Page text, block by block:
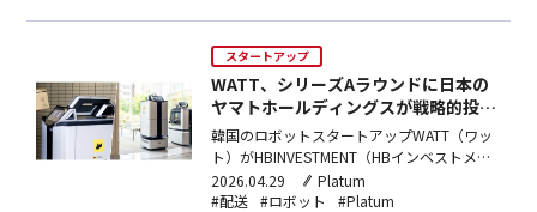
ションを提供している。温度、湿度、衝…
スタートアップ
WATT、シリーズAラウンドに日本の
ヤマトホールディングスが戦略的投
資…日本での実証実績がベースに
韓国のロボットスタートアップWATT（ワッ
ト）がHBINVESTMENT（HBインベストメン
ト）と日本の物流企業ヤマトホールディング
スからシリーズＡ投資での資金調達を行っ
2026.04.29
Platum
#配送 #ロボット #Platum